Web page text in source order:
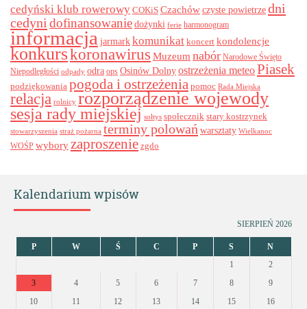
cedyński klub rowerowy COKiS Czachówczyste powietrzedni
cedyni dofinansowanie dożynki ferie harmonogram
informacja jarmark komunikat koncert kondolencje
konkurskoronawirus Muzeumnabór Narodowe Święto
Niepodległości odpady odra ops Osinów Dolnyostrzeżenia meteoPiasek
podziękowania pogoda i ostrzeżenia pomoc Rada Miejska
relacja rolnicy rozporządzenie wojewody
sesja rady miejskiej sołtys społecznik stary kostrzynek
stowarzyszenia straż pożarna terminy polowań warsztaty Wielkanoc
WOŚP wyboryzaproszenie zgdo
Kalendarium wpisów
SIERPIEŃ 2026
P W Ś C P S
N
1
2
3
4 5 6 7 8
9
10
11 12 13 14 15 16